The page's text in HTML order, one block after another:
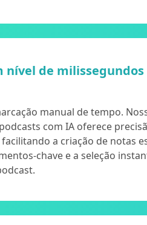
nível de
manual de tempo.
com IA oferece
a criação de notas
chave e a seleção